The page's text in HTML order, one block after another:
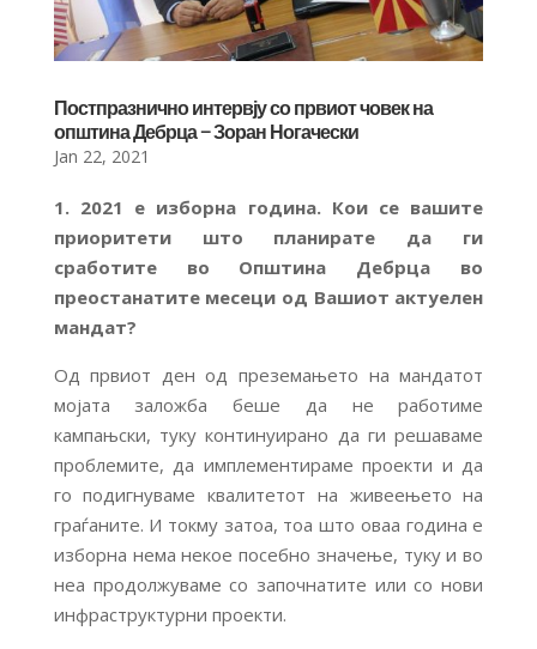
Постпразнично интервју со првиот човек на
општина Дебрца – Зоран Ногачески
Jan 22, 2021
1. 2021 е изборна година. Кои се вашите
приоритети што планирате да ги
сработите во Општина Дебрца во
преостанатите месеци од Вашиот актуелен
мандат?
Од првиот ден од преземањето на мандатот
мојата заложба беше да не работиме
кампањски, туку континуирано да ги решаваме
проблемите, да имплементираме проекти и да
го подигнуваме квалитетот на живеењето на
граѓаните. И токму затоа, тоа што оваа година е
изборна нема некое посебно значење, туку и во
неа продолжуваме со започнатите или со нови
инфраструктурни проекти.